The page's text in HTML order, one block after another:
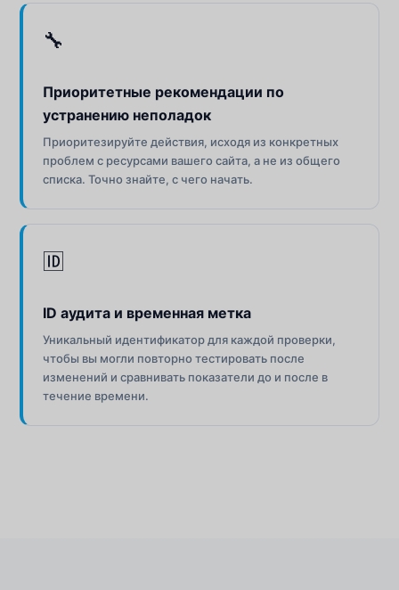
🔧
Приоритетные рекомендации по
устранению неполадок
Приоритезируйте действия, исходя из конкретных
проблем с ресурсами вашего сайта, а не из общего
списка. Точно знайте, с чего начать.
🆔
ID аудита и временная метка
Уникальный идентификатор для каждой проверки,
чтобы вы могли повторно тестировать после
изменений и сравнивать показатели до и после в
течение времени.